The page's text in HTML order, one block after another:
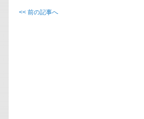
<< 前の記事へ